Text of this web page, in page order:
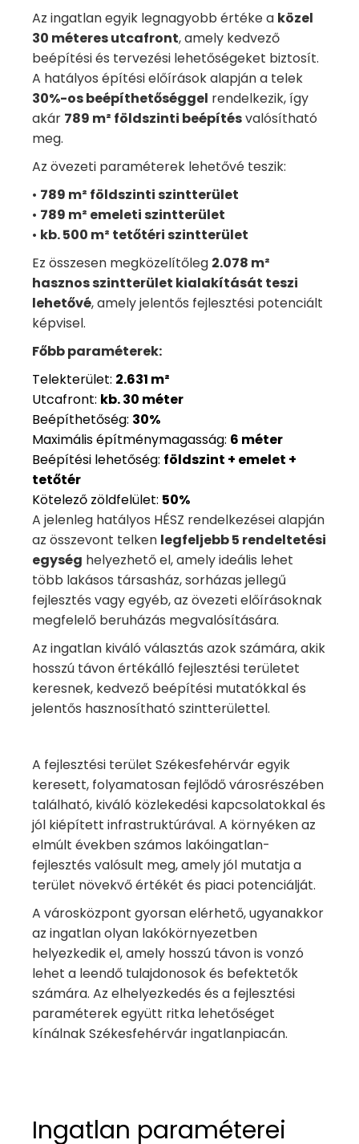
Az ingatlan egyik legnagyobb értéke a közel
30 méteres utcafront, amely kedvező
beépítési és tervezési lehetőségeket biztosít.
A hatályos építési előírások alapján a telek
30%-os beépíthetőséggel rendelkezik, így
akár 789 m² földszinti beépítésvalósítható
meg.
Az övezeti paraméterek lehetővé teszik:
• 789 m² földszinti szintterület
• 789 m² emeleti szintterület
• kb. 500 m² tetőtéri szintterület
Ez összesen megközelítőleg 2.078 m²
hasznos szintterület kialakítását teszi
lehetővé, amely jelentős fejlesztési potenciált
képvisel.
Főbb paraméterek:
Telekterület: 2.631 m²
Utcafront: kb. 30 méter
Beépíthetőség: 30%
Maximális építménymagasság: 6 méter
Beépítési lehetőség: földszint + emelet +
tetőtér
Kötelező zöldfelület: 50%
A jelenleg hatályos HÉSZ rendelkezései alapján
az összevont telken legfeljebb 5 rendeltetési
egység helyezhető el, amely ideális lehet
több lakásos társasház, sorházas jellegű
fejlesztés vagy egyéb, az övezeti előírásoknak
megfelelő beruházás megvalósítására.
Az ingatlan kiváló választás azok számára, akik
hosszú távon értékálló fejlesztési területet
keresnek, kedvező beépítési mutatókkal és
jelentős hasznosítható szintterülettel.
A fejlesztési terület Székesfehérvár egyik
keresett, folyamatosan fejlődő városrészében
található, kiváló közlekedési kapcsolatokkal és
jól kiépített infrastruktúrával. A környéken az
elmúlt években számos lakóingatlan-
fejlesztés valósult meg, amely jól mutatja a
terület növekvő értékét és piaci potenciálját.
A városközpont gyorsan elérhető, ugyanakkor
az ingatlan olyan lakókörnyezetben
helyezkedik el, amely hosszú távon is vonzó
lehet a leendő tulajdonosok és befektetők
számára. Az elhelyezkedés és a fejlesztési
paraméterek együtt ritka lehetőséget
kínálnak Székesfehérvár ingatlanpiacán.
Ingatlan paraméterei